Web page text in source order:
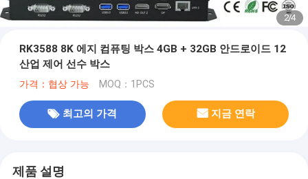
2/4
RK3588 8K 에지 컴퓨팅 박스 4GB + 32GB 안드로이드 12
산업 제어 선수 박스
가격：협상 가능 MOQ：1PCS
최고의 가격 지금 연락
제품 설명